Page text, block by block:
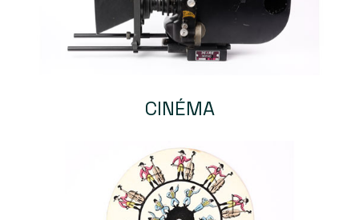
CINÉMA